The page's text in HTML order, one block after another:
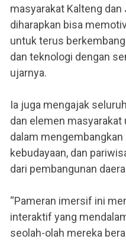
masyarakat Kalteng dan
diharapkan bisa
untuk terus
dan teknologi dengan
ujarnya.
Ia juga mengajak
dan elemen
dalam
kebudayaan, dan
dari pembangunan
“Pameran imersif ini
interaktif yang
seolah-olah mereka